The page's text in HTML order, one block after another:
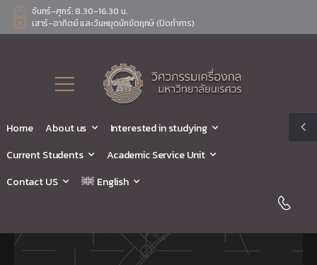
จันทร์-ศุกร์: 8.30-16.30 น.
เสาร์-อาทิตย์ และวันหยุดนักขัตฤกษ์ (ปิดทำการ)
Home About us
Interested in studying
Current Students
Academic Service Unit
Contact US
English